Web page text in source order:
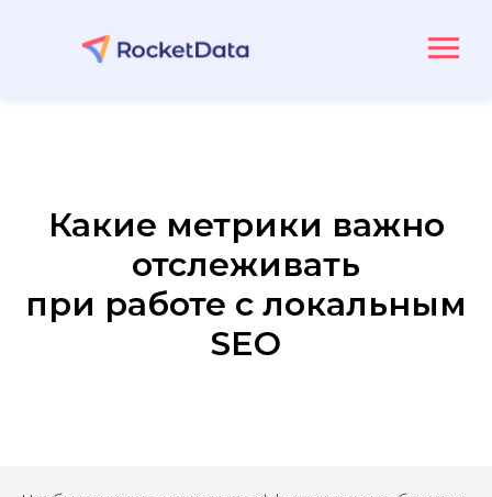
Какие метрики важно
отслеживать
при работе с локальным
SEO